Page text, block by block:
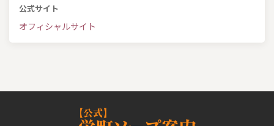
公式サイト
オフィシャルサイト